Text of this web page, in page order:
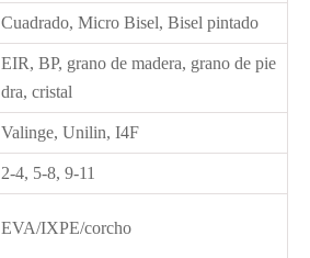
Cuadrado, Micro Bisel, Bisel pintado
EIR, BP, grano de madera, grano de pie
dra, cristal
Valinge, Unilin, I4F
2-4, 5-8, 9-11
EVA/IXPE/corcho